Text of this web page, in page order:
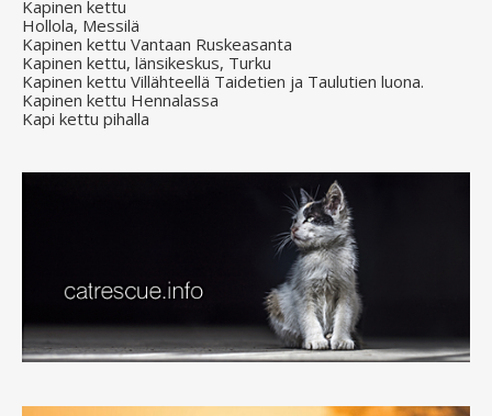
Kapinen kettu
Hollola, Messilä
Kapinen kettu Vantaan Ruskeasanta
Kapinen kettu, länsikeskus, Turku
Kapinen kettu Villähteellä Taidetien ja Taulutien luona.
Kapinen kettu Hennalassa
Kapi kettu pihalla